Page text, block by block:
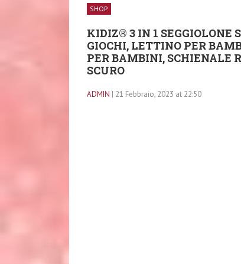
SHOP
KIDIZ® 3 IN 1 SEGGIOLONE
GIOCHI, LETTINO PER
PER BAMBINI, SCHIENALE
SCURO
ADMIN | 21 Febbraio, 2023 at 22:50